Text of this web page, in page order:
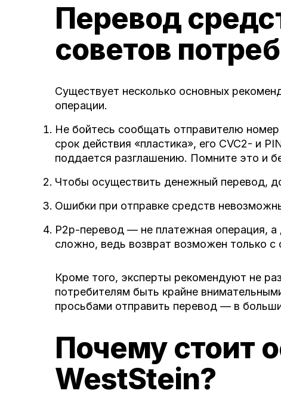
Перевод
советов
Существует несколько основных
операции.
Не бойтесь сообщать отправителю
срок действия «пластика», его CVC2- и
поддается разглашению. Помните это и
Чтобы осуществить денежный перевод,
Ошибки при отправке средств
P2p-перевод — не платежная операция,
сложно, ведь возврат возможен только с
Кроме того, эксперты рекомендуют не
потребителям быть крайне
просьбами отправить перевод — в
Почему стоит
WestStein?